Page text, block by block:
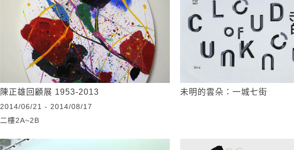
陳正雄回顧展 1953-2013
2014/06/21 - 2014/08/17
二樓2A~2B
未明的雲朵：一城七街